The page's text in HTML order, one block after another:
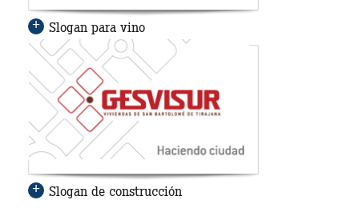
Slogan para vino
Slogan de construcción